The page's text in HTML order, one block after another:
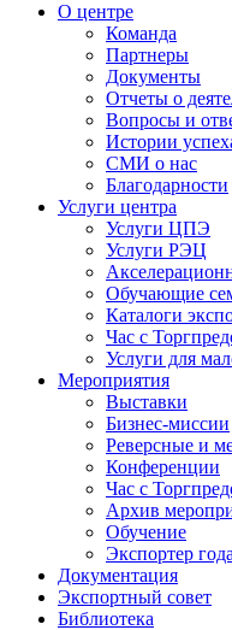
О центре
Команда
Партнеры
Документы
Отчеты о
Вопросы и
Истории
СМИ о нас
Благодарности
Услуги центра
Услуги ЦПЭ
Услуги РЭЦ
Обучающие
Каталоги
Час с
Услуги для
Мероприятия
Выставки
Бизнес-миссии
Реверсные и
Конференции
Час с
Архив
Обучение
Экспортер года
Документация
Экспортный совет
Библиотека